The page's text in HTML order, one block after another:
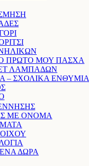
ΠΡΩΤΟ ΜΟΥ ΠΑΣΧΑ
ΛΑΜΠΑΔΩΝ
– ΣΧΟΛΙΚΑ ΕΝΘΥΜΙΑ
ΜΕ ΟΝΟΜΑ
ΔΩΡΑ